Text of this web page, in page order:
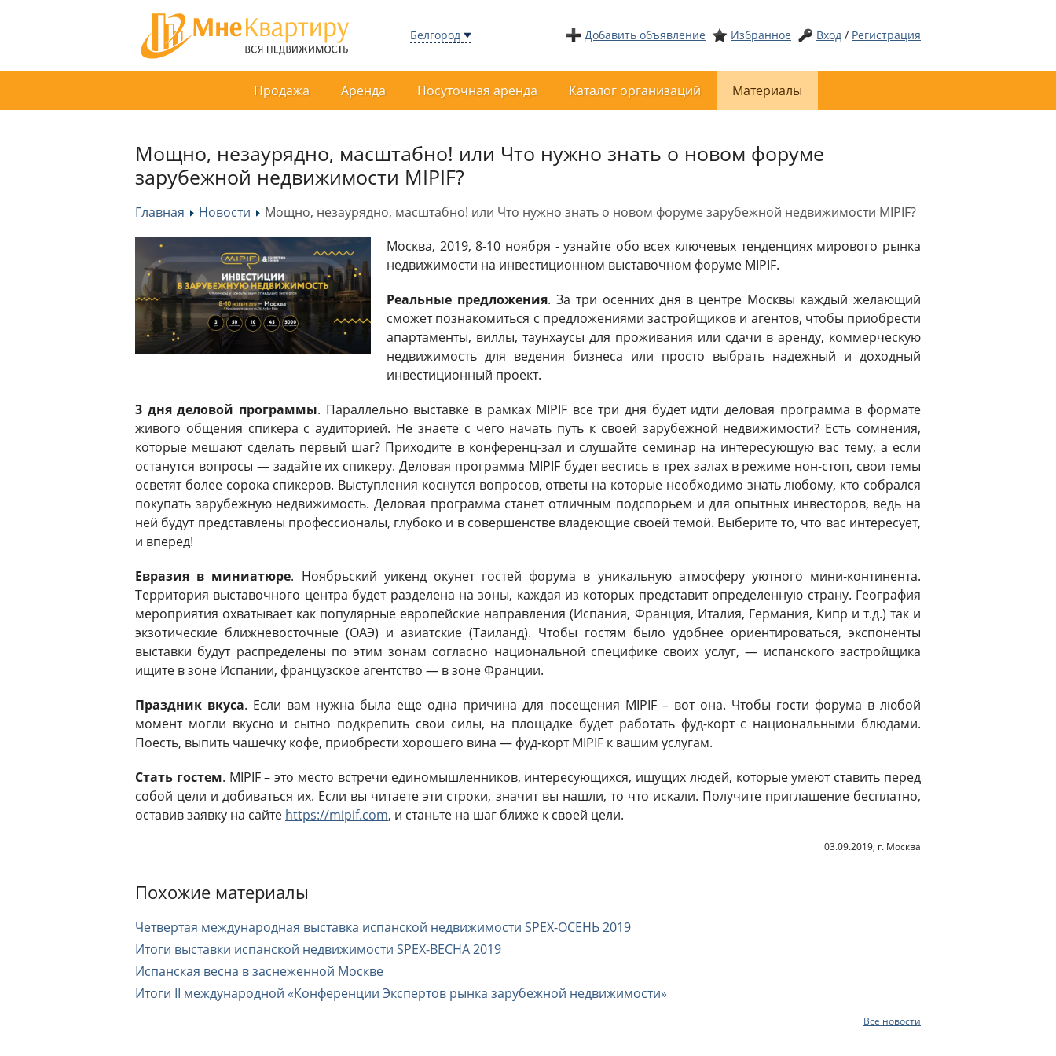
Белгород Добавить объявление Избранное Вход / Регистрация
Продажа Аренда Посуточная аренда Каталог организаций Материалы
Мощно, незаурядно, масштабно! или Что нужно знать о новом форуме
зарубежной недвижимости MIPIF?
Главная »Новости »Мощно, незаурядно, масштабно! или Что нужно знать о новом форуме зарубежной недвижимости MIPIF?
Москва, 2019, 8-10 ноября - узнайте обо всех ключевых тенденциях мирового рынка
недвижимости на инвестиционном выставочном форуме MIPIF.
Реальные предложения. За три осенних дня в центре Москвы каждый желающий
сможет познакомиться с предложениями застройщиков и агентов, чтобы приобрести
апартаменты, виллы, таунхаусы для проживания или сдачи в аренду, коммерческую
недвижимость для ведения бизнеса или просто выбрать надежный и доходный
инвестиционный проект.
3 дня деловой программы. Параллельно выставке в рамках MIPIF все три дня будет идти деловая программа в формате
живого общения спикера с аудиторией. Не знаете с чего начать путь к своей зарубежной недвижимости? Есть сомнения,
которые мешают сделать первый шаг? Приходите в конференц-зал и слушайте семинар на интересующую вас тему, а если
останутся вопросы — задайте их спикеру. Деловая программа MIPIF будет вестись в трех залах в режиме нон-стоп, свои темы
осветят более сорока спикеров. Выступления коснутся вопросов, ответы на которые необходимо знать любому, кто собрался
покупать зарубежную недвижимость. Деловая программа станет отличным подспорьем и для опытных инвесторов, ведь на
ней будут представлены профессионалы, глубоко и в совершенстве владеющие своей темой. Выберите то, что вас интересует,
и вперед!
Евразия в миниатюре. Ноябрьский уикенд окунет гостей форума в уникальную атмосферу уютного мини-континента.
Территория выставочного центра будет разделена на зоны, каждая из которых представит определенную страну. География
мероприятия охватывает как популярные европейские направления (Испания, Франция, Италия, Германия, Кипр и т.д.) так и
экзотические ближневосточные (ОАЭ) и азиатские (Таиланд). Чтобы гостям было удобнее ориентироваться, экспоненты
выставки будут распределены по этим зонам согласно национальной специфике своих услуг, — испанского застройщика
ищите в зоне Испании, французское агентство — в зоне Франции.
Праздник вкуса. Если вам нужна была еще одна причина для посещения MIPIF – вот она. Чтобы гости форума в любой
момент могли вкусно и сытно подкрепить свои силы, на площадке будет работать фуд-корт с национальными блюдами.
Поесть, выпить чашечку кофе, приобрести хорошего вина — фуд-корт MIPIF к вашим услугам.
Стать гостем. MIPIF – это место встречи единомышленников, интересующихся, ищущих людей, которые умеют ставить перед
собой цели и добиваться их. Если вы читаете эти строки, значит вы нашли, то что искали. Получите приглашение бесплатно,
оставив заявку на сайте https://mipif.com, и станьте на шаг ближе к своей цели.
03.09.2019, г. Москва
Похожие материалы
Четвертая международная выставка испанской недвижимости SPEX-ОСЕНЬ 2019
Итоги выставки испанской недвижимости SPEX-ВЕСНА 2019
Испанская весна в заснеженной Москве
Итоги II международной «Конференции Экспертов рынка зарубежной недвижимости»
Все новости